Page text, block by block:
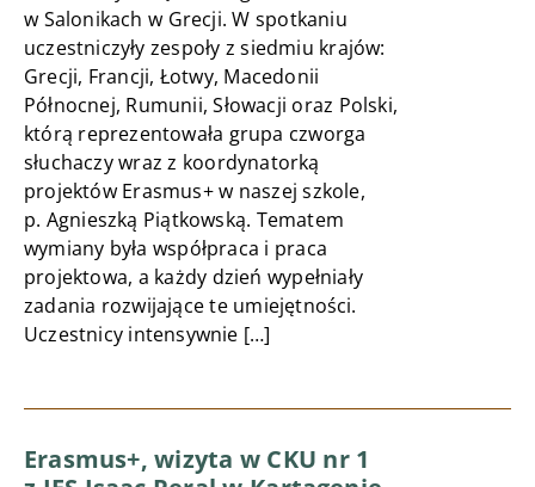
w Salonikach w Grecji. W spotkaniu
uczestniczyły zespoły z siedmiu krajów:
Grecji, Francji, Łotwy, Macedonii
Północnej, Rumunii, Słowacji oraz Polski,
którą reprezentowała grupa czworga
słuchaczy wraz z koordynatorką
projektów Erasmus+ w naszej szkole,
p. Agnieszką Piątkowską. Tematem
wymiany była współpraca i praca
projektowa, a każdy dzień wypełniały
zadania rozwijające te umiejętności.
Uczestnicy intensywnie […]
Erasmus+, wizyta w CKU nr 1